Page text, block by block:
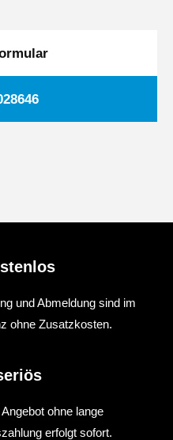
und Abmeldung sind im
ohne Zusatzkosten.
ohne lange
erfolgt sofort.